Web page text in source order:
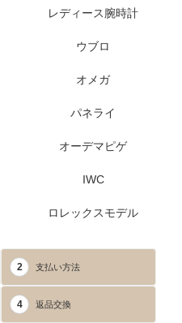
レディース腕時計
ウブロ
オメガ
パネライ
オーデマピゲ
IWC
ロレックスモデル
2 支払い方法
4 返品交換